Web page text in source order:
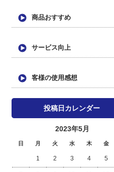
商品おすすめ
サービス向上
客様の使用感想
投稿日カレンダー
2023年5月
日 月 火 水 木 金
1 2 3 4 5